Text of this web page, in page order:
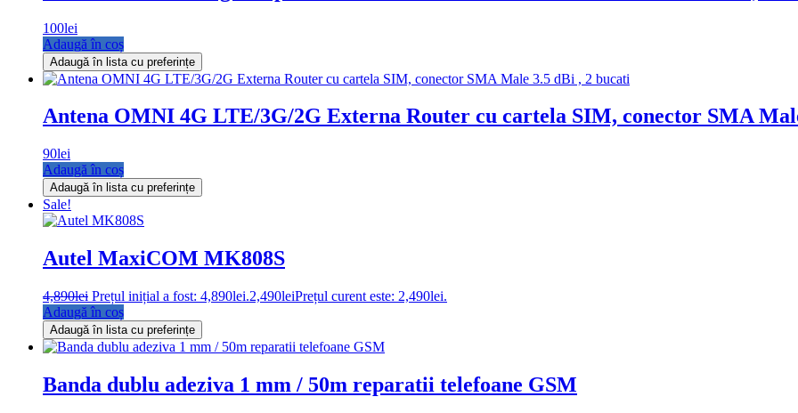
100lei
Adaugă în coș
Adaugă în lista cu preferințe
Antena OMNI 4G LTE/3G/2G Externa Router cu cartela SIM, conector SMA
90lei
Adaugă în coș
Adaugă în lista cu preferințe
Sale!
Autel MaxiCOM MK808S
4,890lei Prețul inițial a fost: 4,890lei.2,490leiPrețul curent este: 2,490lei.
Adaugă în coș
Adaugă în lista cu preferințe
Banda dublu adeziva 1 mm / 50m reparatii telefoane GSM